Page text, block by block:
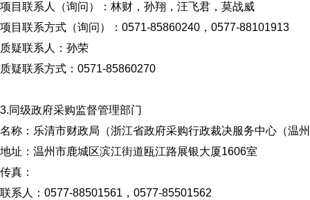
项目联系人（询问）：林财，孙翔，汪飞君，莫战威
项目联系方式（询问）：0571-85860240，0577-88101913
质疑联系人：孙荣
质疑联系方式：0571-85860270
3.同级政府采购监督管理部门
名称：乐清市财政局（浙江省政府采购行政裁决服务中心（温
地址：温州市鹿城区滨江街道瓯江路展银大厦1606室
传真：
联系人：0577-88501561，0577-85501562